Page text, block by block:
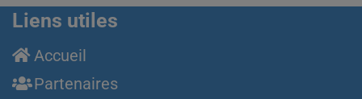
Liens utiles
Accueil
Partenaires